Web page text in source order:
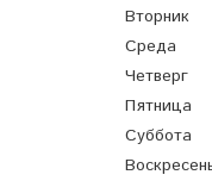
Вторник
Среда
Четверг
Пятница
Суббота